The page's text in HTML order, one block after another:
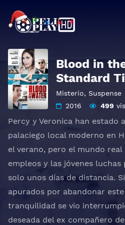
Blood in
Standard
Misterio, Suspense
2016
499
Percy y Veronica han estado
palaciego local moderno en
el verano, pero el mundo real
empleos y las jóvenes
solo unos días de distancia.
apurados por abandonar
tranquilidad se vio
deseada del ex compañero